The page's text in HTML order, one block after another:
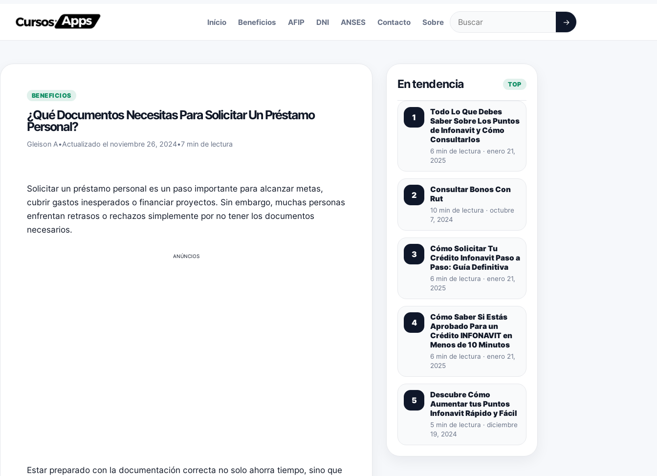
Início Beneficios AFIP DNI ANSES Contacto Sobre
Buscar
→
BENEFICIOS
¿Qué Documentos Necesitas Para Solicitar Un Préstamo
Personal?
Gleison A•Actualizado el noviembre 26, 2024•7 min de lectura
Solicitar un préstamo personal es un paso importante para alcanzar metas,
cubrir gastos inesperados o financiar proyectos. Sin embargo, muchas personas
enfrentan retrasos o rechazos simplemente por no tener los documentos
necesarios.
ANÚNCIOS
Estar preparado con la documentación correcta no solo ahorra tiempo, sino que
En tendencia TOP
1
Todo Lo Que Debes
Saber Sobre Los Puntos
de Infonavit y Cómo
Consultarlos
6 min de lectura · enero 21,
2025
2
Consultar Bonos Con
Rut
10 min de lectura · octubre
7, 2024
3
Cómo Solicitar Tu
Crédito Infonavit Paso a
Paso: Guía Definitiva
6 min de lectura · enero 21,
2025
4
Cómo Saber Si Estás
Aprobado Para un
Crédito INFONAVIT en
Menos de 10 Minutos
6 min de lectura · enero 21,
2025
5
Descubre Cómo
Aumentar tus Puntos
Infonavit Rápido y Fácil
5 min de lectura · diciembre
19, 2024